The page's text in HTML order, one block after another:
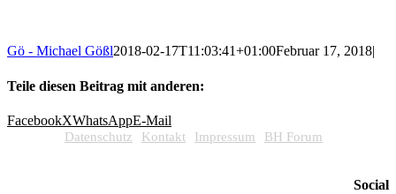
Gö - Michael Gößl2018-02-17T11:03:41+01:00Februar 17, 2018|
Teile diesen Beitrag mit anderen:
FacebookXWhatsAppE-Mail
Social
Datenschutz Kontakt Impressum BH Forum